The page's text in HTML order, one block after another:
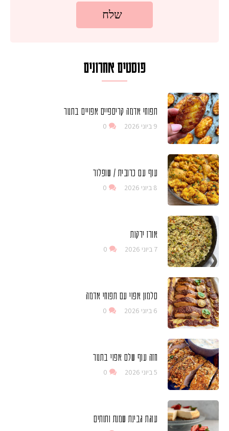
פוסטים אחרונים
תפוחי אדמה קריספיים אפויים בתנור
9 ביוני 2026 0
עוף עם כרובית / שופלור
8 ביוני 2026 0
אורז ירקות
7 ביוני 2026 0
סלמון אפוי עם תפוחי אדמה
6 ביוני 2026 0
חזה עוף שלם אפוי בתנור
5 ביוני 2026 0
עוגת גבינת שמנת ותותים